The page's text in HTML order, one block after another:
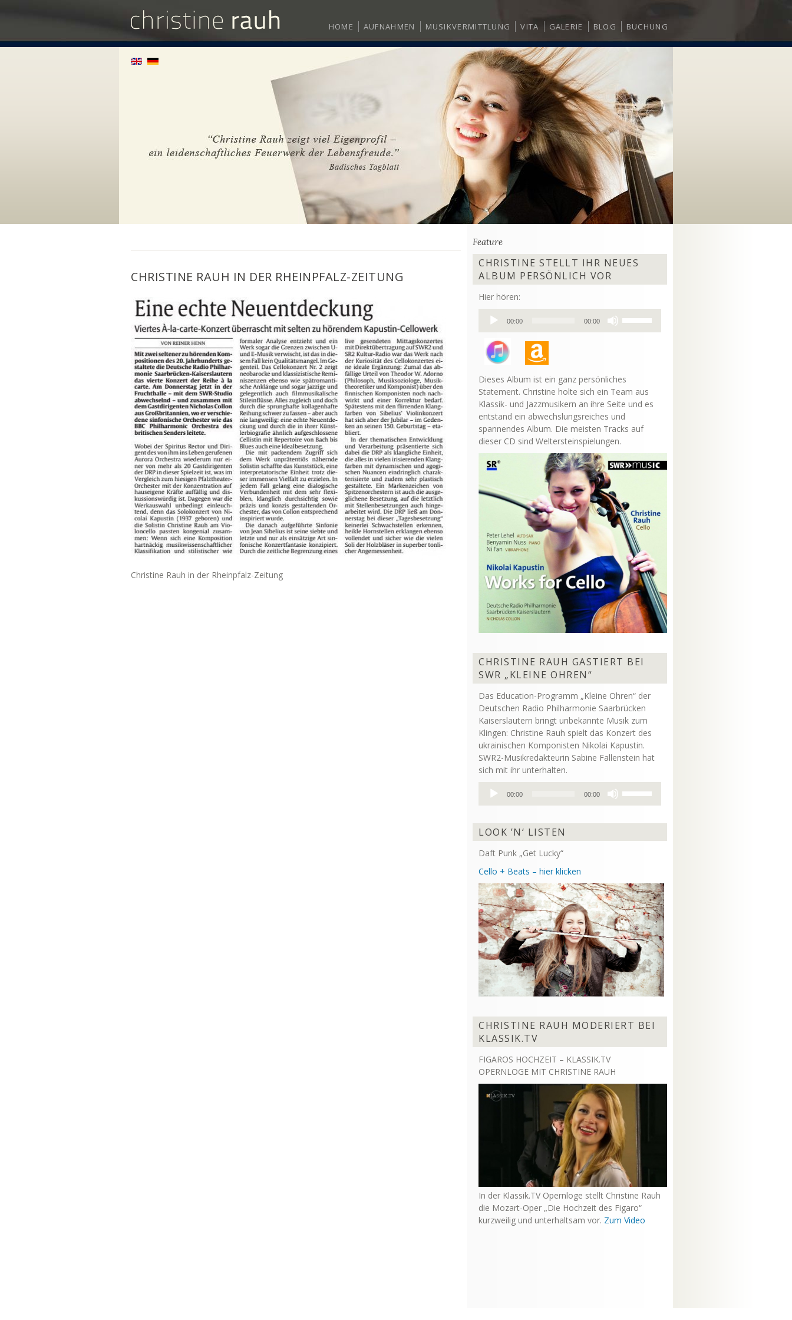
HOME AUFNAHMEN MUSIKVERMITTLUNG VITA GALERIE BLOG BUCHUNG
CHRISTINE RAUH IN DER RHEINPFALZ-ZEITUNG
Christine Rauh in der Rheinpfalz-Zeitung
Feature
CHRISTINE STELLT IHR NEUES
ALBUM PERSÖNLICH VOR
Hier hören:
Audio-
Player
00:00 00:00
Hoch/Runter
zu
regeln.
Dieses Album ist ein ganz persönliches
Statement. Christine holte sich ein Team aus
Klassik- und Jazzmusikern an ihre Seite und es
entstand ein abwechslungsreiches und
spannendes Album. Die meisten Tracks auf
dieser CD sind Weltersteinspielungen.
CHRISTINE RAUH GASTIERT BEI
SWR „KLEINE OHREN“
Das Education-Programm „Kleine Ohren“ der
Deutschen Radio Philharmonie Saarbrücken
Kaiserslautern bringt unbekannte Musik zum
Klingen: Christine Rauh spielt das Konzert des
ukrainischen Komponisten Nikolai Kapustin.
SWR2-Musikredakteurin Sabine Fallenstein hat
sich mit ihr unterhalten.
Audio-
Player
00:00 00:00
Hoch/Runter
Lautstärke
LOOK ’N‘ LISTEN
Daft Punk „Get Lucky“
Cello + Beats – hier klicken
CHRISTINE RAUH MODERIERT BEI
KLASSIK.TV
FIGAROS HOCHZEIT – KLASSIK.TV
OPERNLOGE MIT CHRISTINE RAUH
In der Klassik.TV Opernloge stellt Christine Rauh
die Mozart-Oper „Die Hochzeit des Figaro“
kurzweilig und unterhaltsam vor. Zum Video